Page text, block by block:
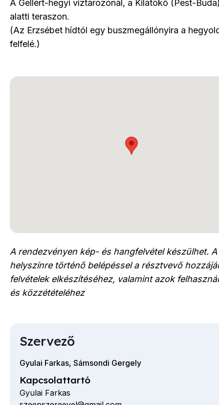
A Gellért-hegyi víztározónál, a Kilátókő (Pest-
alatti teraszon.
(Az Erzsébet hídtól egy buszmegállónyira a
felfelé.)
A rendezvényen kép- és hangfelvétel készülhet. A
helyszínre történő belépéssel a résztvevő
felvételek elkészítéséhez, valamint azok
és közzétételéhez
Szervező
Gyulai Farkas, Sámsondi Gergely
Kapcsolattartó
Gyulai Farkas